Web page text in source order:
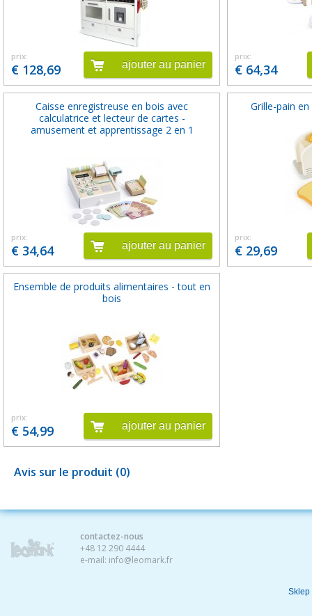
prix:
€ 128,69 ajouter au panier
prix:
€ 64,34
Caisse enregistreuse en bois avec
calculatrice et lecteur de cartes -
amusement et apprentissage 2 en 1
prix:
€ 34,64 ajouter au panier
Grille-pain
prix:
€ 29,69
Ensemble de produits alimentaires - tout en
bois
prix:
€ 54,99 ajouter au panier
Avis sur le produit (0)
contactez-nous
+48 12 290 4444
e-mail: info@leomark.fr
Sklep